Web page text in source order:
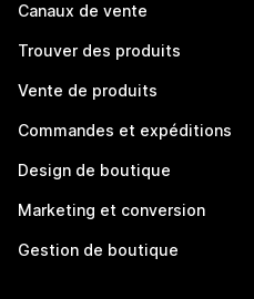
Canaux de vente
Trouver des produits
Vente de produits
Commandes et expéditions
Design de boutique
Marketing et conversion
Gestion de boutique